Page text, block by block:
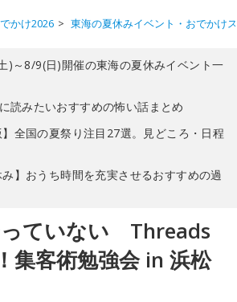
かけ2026 東海の夏休みイベント・おでかけ
)～8/9(日)開催の東海の夏休みイベント一
読みたいおすすめの怖い話まとめ
】全国の夏祭り注目27選。見どころ・日程
み】おうち時間を充実させるおすすめの過
っていない Threads
集客術勉強会 in 浜松